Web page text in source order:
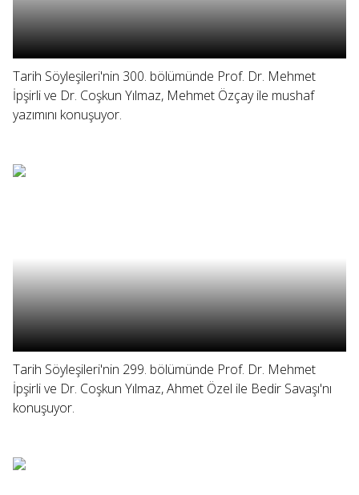
Tarih Söyleşileri'nin 300. bölümünde Prof. Dr. Mehmet
İpşirli ve Dr. Coşkun Yılmaz, Mehmet Özçay ile mushaf
yazımını konuşuyor.
Tarih Söyleşileri'nin 299. bölümünde Prof. Dr. Mehmet
İpşirli ve Dr. Coşkun Yılmaz, Ahmet Özel ile Bedir Savaşı'nı
konuşuyor.